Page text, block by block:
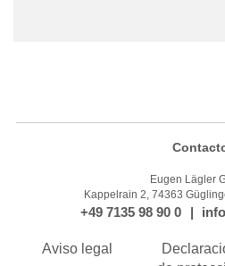
Eugen Lägler
Kappelrain 2, 74363
+49 7135 98 90 0
Aviso legal